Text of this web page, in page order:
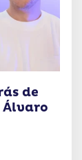
de
Álvaro